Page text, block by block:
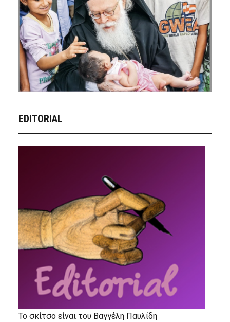
EDITORIAL
Το σκίτσο είναι του Βαγγέλη Παυλίδη